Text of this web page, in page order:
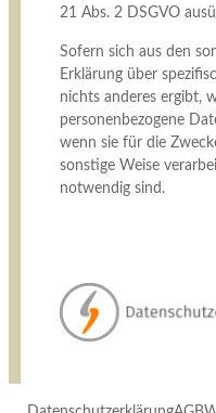
21 Abs. 2 DSGVO
Sofern sich aus den
Erklärung über
nichts anderes ergibt,
personenbezogene
wenn sie für die
sonstige Weise
notwendig sind.